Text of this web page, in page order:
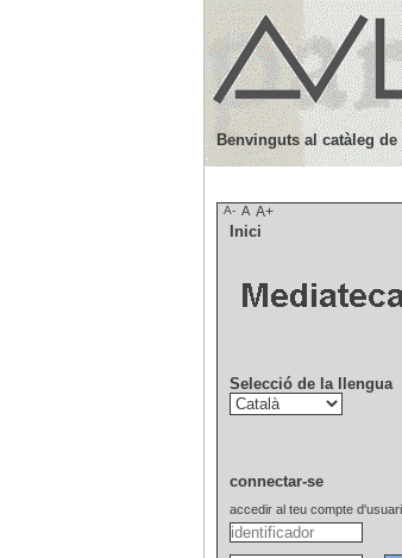
Benvinguts al catàleg
A- A A+
Inici
Selecció de la llengua
connectar-se
accedir al teu compte d'usuari